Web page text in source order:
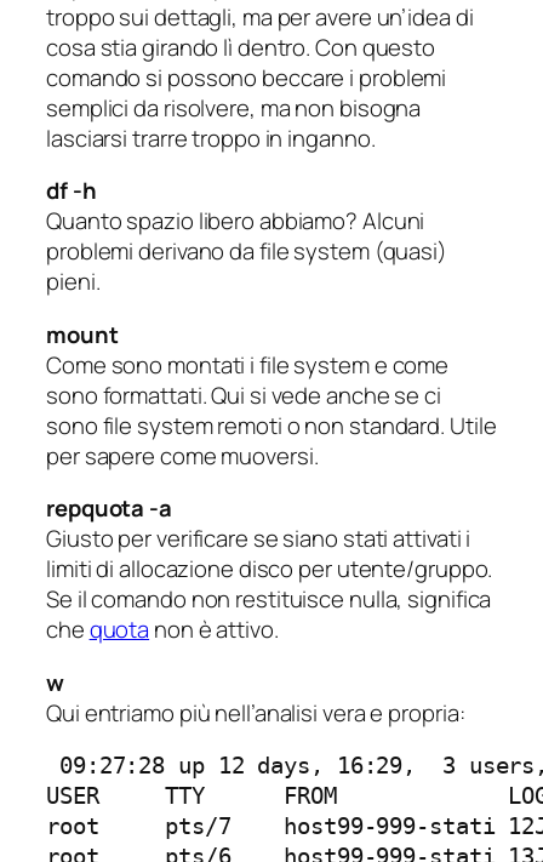
troppo sui dettagli, ma per avere un’idea di
cosa stia girando lì dentro. Con questo
comando si possono beccare i problemi
semplici da risolvere, ma non bisogna
lasciarsi trarre troppo in inganno.
df -h
Quanto spazio libero abbiamo? Alcuni
problemi derivano da file system (quasi)
pieni.
mount
Come sono montati i file system e come
sono formattati. Qui si vede anche se ci
sono file system remoti o non standard. Utile
per sapere come muoversi.
repquota -a
Giusto per verificare se siano stati attivati i
limiti di allocazione disco per utente/gruppo.
Se il comando non restituisce nulla, significa
chequota non è attivo.
w
Qui entriamo più nell’analisi vera e propria:
09:27:28 up 12 days, 16:29,  3
USER     TTY      FROM
root     pts/7    host99-999-stati